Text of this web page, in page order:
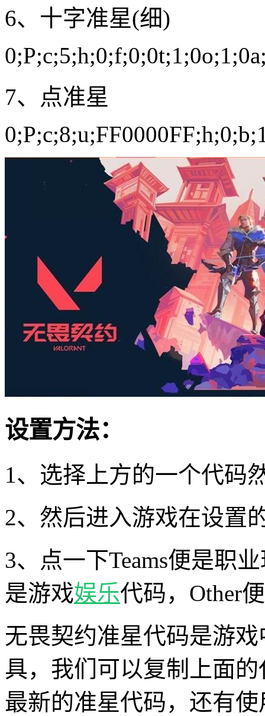
6、十字准星(细)
7、点准星
设置方法：
1、选择上方的一个代码
2、然后进入游戏在设置
3、点一下Teams便是职
是游戏娱乐代码，Other
无畏契约准星代码是游
具，我们可以复制上面
最新的准星代码，还有